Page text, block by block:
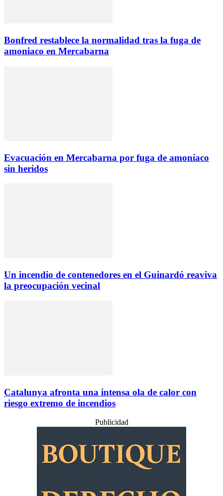
Bonfred restablece la normalidad tras la fuga de
amoniaco en Mercabarna
Evacuación en Mercabarna por fuga de amoníaco
sin heridos
Un incendio de contenedores en el Guinardó reaviva
la preocupación vecinal
Catalunya afronta una intensa ola de calor con
riesgo extremo de incendios
Publicidad